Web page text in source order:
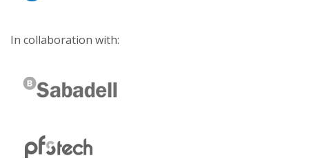
In collaboration with: